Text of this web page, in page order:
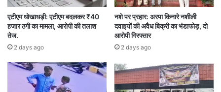
सच्चे स्काउट्स के अनुशासन, समर्पण और सेवा भावना का
बेहतरीन उदाहरण है।
Dr. K.K. Khandelwal Praises Chhattisgarh
एटीएम धोखाधड़ी: एटीएम बदलकर ₹40
हजार ठगी का मामला, आरोपी की तलाश
तेज.
2 days ago
नशे पर प्रहार: अरपा किनारे नशीली
दवाइयों की अवैध बिक्री का भंडाफोड़, दो
आरोपी गिरफ्तार
2 days ago